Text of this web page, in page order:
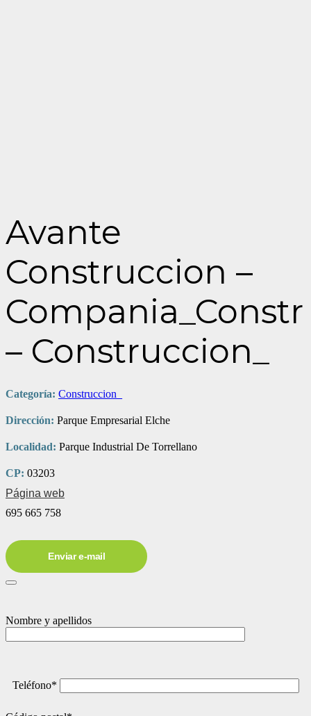
Avante
Construccion –
– Construccion_
Categoría: Construccion_
Dirección: Parque Empresarial Elche
Localidad: Parque Industrial De Torrellano
CP: 03203
Página web
695 665 758
Enviar e-mail
Nombre y apellidos
Teléfono*